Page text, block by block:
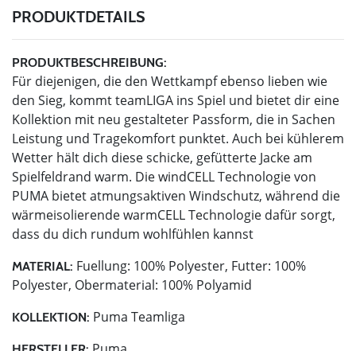
PRODUKTDETAILS
PRODUKTBESCHREIBUNG:
Für diejenigen, die den Wettkampf ebenso lieben wie
den Sieg, kommt teamLIGA ins Spiel und bietet dir eine
Kollektion mit neu gestalteter Passform, die in Sachen
Leistung und Tragekomfort punktet. Auch bei kühlerem
Wetter hält dich diese schicke, gefütterte Jacke am
Spielfeldrand warm. Die windCELL Technologie von
PUMA bietet atmungsaktiven Windschutz, während die
wärmeisolierende warmCELL Technologie dafür sorgt,
dass du dich rundum wohlfühlen kannst
MATERIAL: Fuellung: 100% Polyester, Futter: 100%
Polyester, Obermaterial: 100% Polyamid
KOLLEKTION: Puma Teamliga